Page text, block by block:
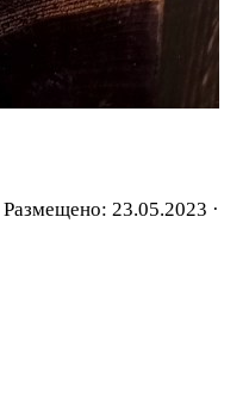
Размещено: 23.05.2023 ·